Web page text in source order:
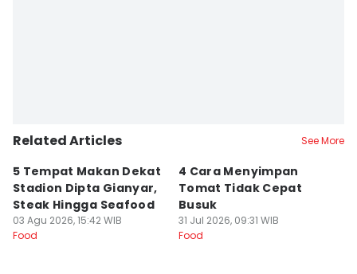
Related Articles See More
5 Tempat Makan Dekat
Stadion Dipta Gianyar,
Steak Hingga Seafood
03 Agu 2026, 15:42 WIB
Food
4 Cara Menyimpan
Tomat Tidak Cepat
Busuk
31 Jul 2026, 09:31 WIB
Food